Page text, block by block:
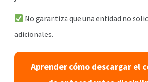
No garantiza que una entidad no
adicionales.
Aprender cómo descargar el